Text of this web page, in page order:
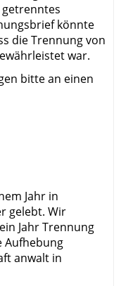
könnte
die Trennung von
war.
bitte an einen
Jahr in
gelebt. Wir
Jahr Trennung
Aufhebung
anwalt in